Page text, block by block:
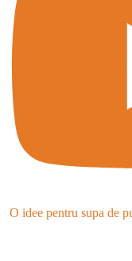
O idee pentru supa de